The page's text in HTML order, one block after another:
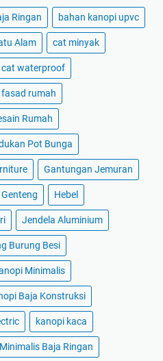
Ringan bahan kanopi upvc
Alam cat minyak
cat waterproof
rumah
Rumah
Pot Bunga
Gantungan Jemuran
Genteng Hebel
Jendela Aluminium
Burung Besi
Minimalis
Baja Konstruksi
kanopi kaca
Baja Ringan